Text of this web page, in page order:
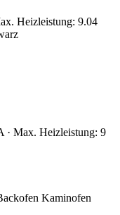
Heizleistung: 9.04
· Max. Heizleistung: 9